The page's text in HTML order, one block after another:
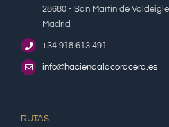
28680 - San Martín de
Madrid
+34 918 613 491
info@haciendalacoracera.es
RUTAS